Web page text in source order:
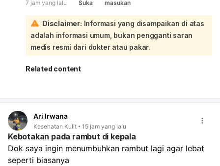
nyeri, bau tidak sedap, perdarahan, atau keluar cairan
kuning/hijau/abu-abu, itu tidak normal dan perlu
diperiksa. Saya sarankan Anda periksa ke dokter
kandungan atau dokter umum supaya diketahui
penyebab pastinya dan mendapat obat yang tepat.
Jangan dibiarkan kalau keluhan terus berlanjut.
7 jam yang lalu Suka masukan
Disclaimer: Informasi yang disampaikan di atas
adalah informasi umum, bukan pengganti saran
medis resmi dari dokter atau pakar.
Related content
Ari Irwana
Kesehatan Kulit 15 jam yang lalu
Kebotakan pada rambut di kepala
Dok saya ingin menumbuhkan rambut lagi agar lebat
seperti biasanya